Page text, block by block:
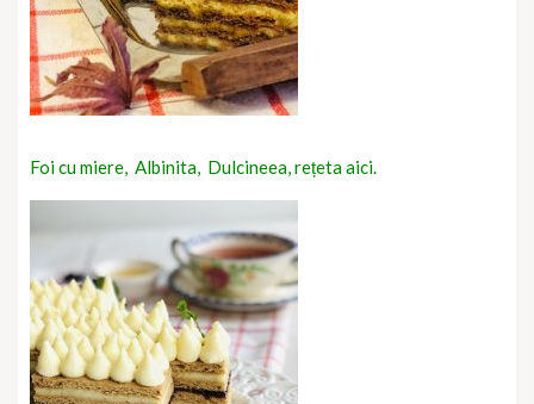
Foi cu miere, Albinita, Dulcineea, rețeta aici.